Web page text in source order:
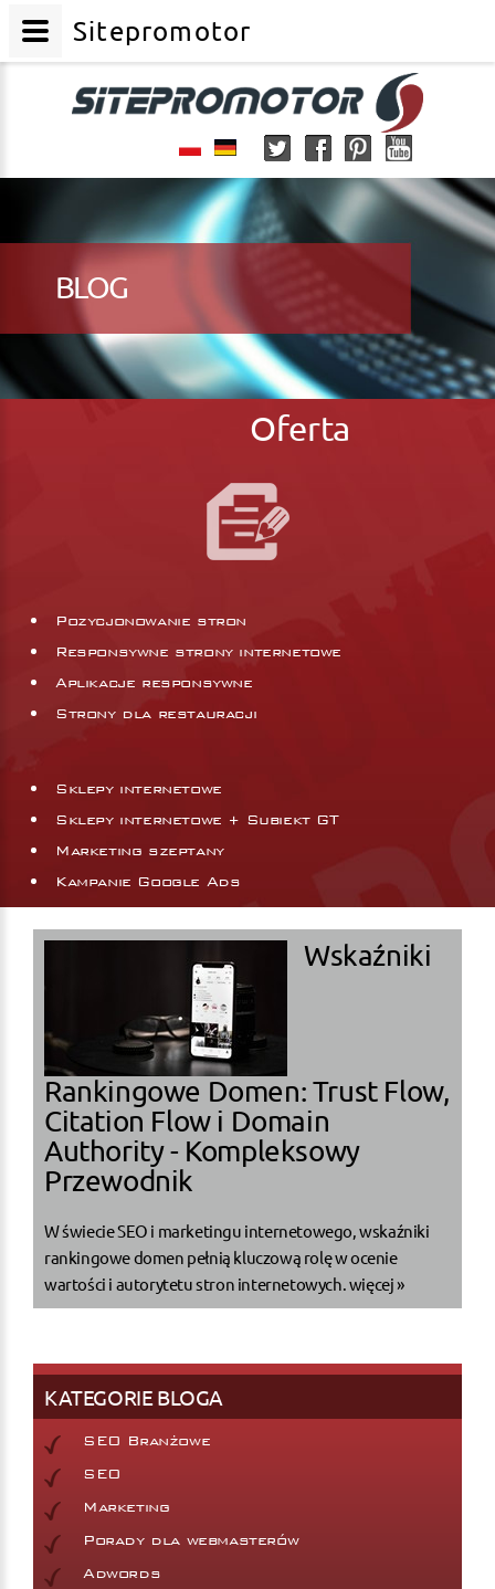
BLOG
Oferta
Pozycjonowanie stron
Responsywne strony internetowe
Aplikacje responsywne
Strony dla restauracji
Sklepy internetowe
Sklepy internetowe + Subiekt GT
Marketing szeptany
Kampanie Google Ads
Wskaźniki
Rankingowe Domen: Trust Flow,
Citation Flow i Domain
Authority - Kompleksowy
Przewodnik
W świecie SEO i marketingu internetowego, wskaźniki
rankingowe domen pełnią kluczową rolę w ocenie
wartości i autorytetu stron internetowych. więcej »
KATEGORIE BLOGA
SEO Branżowe
SEO
Marketing
Porady dla webmasterów
Adwords
Sitepromotor